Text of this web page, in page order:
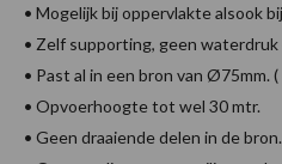
• Mogelijk bij oppervlakte alsook
• Zelf supporting, geen
• Past al in een bron van Ø75mm.
• Opvoerhoogte tot wel 30 mtr.
• Geen draaiende delen in de bron.